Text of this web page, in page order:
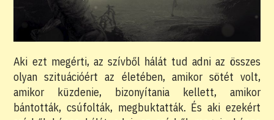
Aki ezt megérti, az szívből hálát tud adni az összes
olyan szituációért az életében, amikor sötét volt,
amikor küzdenie, bizonyítania kellett, amikor
bántották, csúfolták, megbuktatták. És aki ezekért